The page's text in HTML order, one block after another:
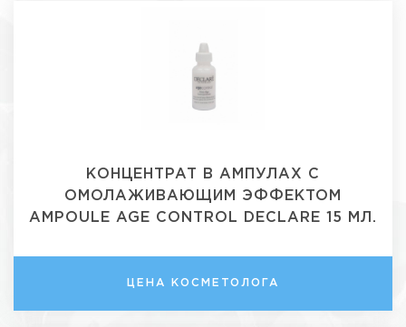
КОНЦЕНТРАТ В АМПУЛАХ С
ОМОЛАЖИВАЮЩИМ ЭФФЕКТОМ
AMPOULE AGE CONTROL DECLARE 15 МЛ.
ЦЕНА КОСМЕТОЛОГА